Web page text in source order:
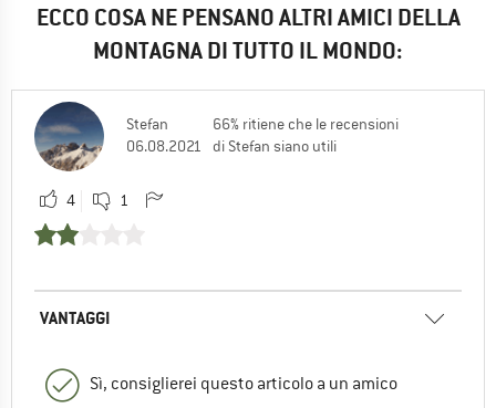
ECCO COSA NE PENSANO ALTRI AMICI DELLA
MONTAGNA DI TUTTO IL MONDO:
Stefan
06.08.2021
66% ritiene che le recensioni
di Stefan siano utili
4 1
VANTAGGI
Sì, consiglierei questo articolo a un amico